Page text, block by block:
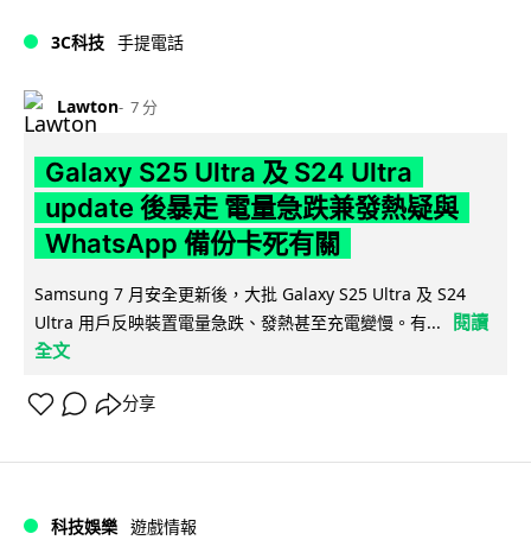
3C科技 手提電話
Lawton 7 分
Galaxy S25 Ultra 及 S24 Ultra
update 後暴走 電量急跌兼發熱疑與
WhatsApp 備份卡死有關
Samsung 7 月安全更新後，大批 Galaxy S25 Ultra 及 S24
Ultra 用戶反映裝置電量急跌、發熱甚至充電變慢。有...
閱讀
全文
分享
科技娛樂 遊戲情報